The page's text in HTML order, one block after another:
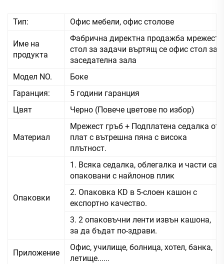
Тип: Офис мебели, офис столове
Име на
продукта
Фабрична директна продажба мрежест
стол за задачи въртящ се офис стол за
заседателна зала
Модел NO.
Боке
Гаранция:
5 години гаранция
Цвят
Черно (Повече цветове по избор)
Материал
Мрежест гръб + Подплатена седалка от
плат с вътрешна пяна с висока
плътност.
Опаковки
1. Всяка седалка, облегалка и части са
опаковани с найлонов плик
2. Опаковка KD в 5-слоен кашон с
експортно качество.
3. 2 опаковъчни ленти извън кашона,
за да бъдат по-здрави.
Приложение
Офис, училище, болница, хотел, банка,
летище......